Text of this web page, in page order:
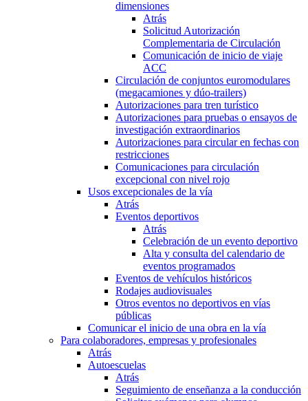
dimensiones
Atrás
Solicitud Autorización
Complementaria de Circulación
Comunicación de inicio de viaje
ACC
Circulación de conjuntos euromodulares
(megacamiones y dúo-trailers)
Autorizaciones para tren turístico
Autorizaciones para pruebas o ensayos de
investigación extraordinarios
Autorizaciones para circular en fechas con
restricciones
Comunicaciones para circulación
excepcional con nivel rojo
Usos excepcionales de la vía
Atrás
Eventos deportivos
Atrás
Celebración de un evento deportivo
Alta y consulta del calendario de
eventos programados
Eventos de vehículos históricos
Rodajes audiovisuales
Otros eventos no deportivos en vías
públicas
Comunicar el inicio de una obra en la vía
Para colaboradores, empresas y profesionales
Atrás
Autoescuelas
Atrás
Seguimiento de enseñanza a la conducción